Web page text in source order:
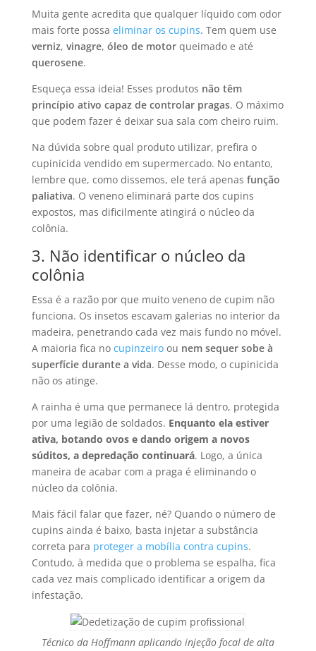
Muita gente acredita que qualquer líquido com odor
mais forte possa eliminar os cupins. Tem quem use
verniz, vinagre, óleo de motorqueimado e até
querosene.
Esqueça essa ideia! Esses produtos não têm
princípio ativo capaz de controlar pragas. O máximo
que podem fazer é deixar sua sala com cheiro ruim.
Na dúvida sobre qual produto utilizar, prefira o
cupinicida vendido em supermercado. No entanto,
lembre que, como dissemos, ele terá apenas função
paliativa. O veneno eliminará parte dos cupins
expostos, mas dificilmente atingirá o núcleo da
colônia.
3. Não identificar o núcleo da
colônia
Essa é a razão por que muito veneno de cupim não
funciona. Os insetos escavam galerias no interior da
madeira, penetrando cada vez mais fundo no móvel.
A maioria fica no cupinzeiroou nem sequer sobe à
superfície durante a vida. Desse modo, o cupinicida
não os atinge.
A rainha é uma que permanece lá dentro, protegida
por uma legião de soldados. Enquanto ela estiver
ativa, botando ovos e dando origem a novos
súditos, a depredação continuará. Logo, a única
maneira de acabar com a praga é eliminando o
núcleo da colônia.
Mais fácil falar que fazer, né? Quando o número de
cupins ainda é baixo, basta injetar a substância
correta para proteger a mobília contra cupins.
Contudo, à medida que o problema se espalha, fica
cada vez mais complicado identificar a origem da
infestação.
Técnico da Hoffmann aplicando injeção focal de alta